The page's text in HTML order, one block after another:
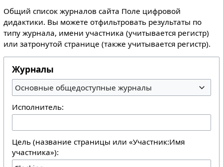
Общий список журналов сайта Поле цифровой
дидактики. Вы можете отфильтровать результаты по
типу журнала, имени участника (учитывается регистр)
или затронутой странице (также учитывается регистр).
Журналы
Основные общедоступные журналы
Исполнитель:
Цель (название страницы или «Участник:Имя
участника»):